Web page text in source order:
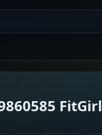
FitGirl